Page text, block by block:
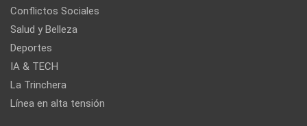
Conflictos Sociales
Salud y Belleza
Deportes
IA & TECH
La Trinchera
Línea en alta tensión